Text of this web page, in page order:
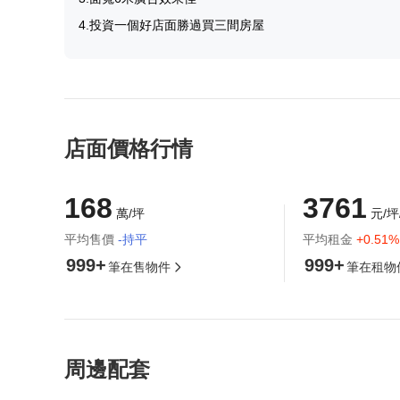
4.投資一個好店面勝過買三間房屋
店面價格行情
168 萬/坪
平均售價 -持平
999+筆在售物件
3761 元/
平均租金 +0.51%
999+筆在租物
周邊配套